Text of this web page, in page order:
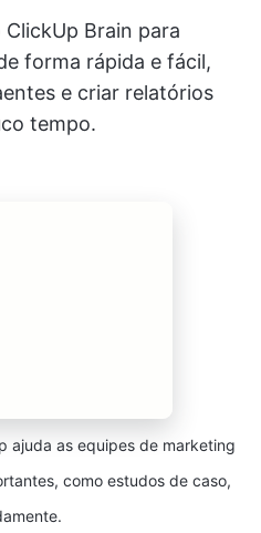
Brain para
forma rápida e fácil,
e criar relatórios
tempo.
ajuda as equipes de marketing
como estudos de caso,